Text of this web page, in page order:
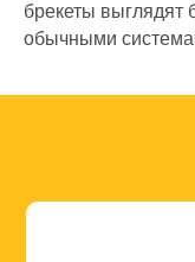
брекеты выглядят
обычными